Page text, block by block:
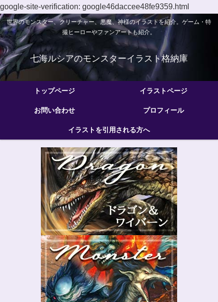
google-site-verification: google46daccee48fe9359.html
世界のモンスター、クリーチャー、悪魔、神様のイラストを紹介。ゲーム・特
撮ヒーローやファンアートも紹介。
七海ルシアのモンスターイラスト格納庫
トップページ イラストページ
お問い合わせ プロフィール
イラストを引用される方へ